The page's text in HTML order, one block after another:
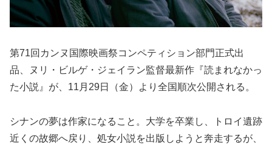
第71回カンヌ国際映画祭コンペティション部門正式出
品、ヌリ・ビルゲ・ジェイラン監督最新作『読まれなかっ
た小説』が、11月29日（金）より全国順次公開される。
シナンの夢は作家になること。大学を卒業し、トロイ遺跡
近くの故郷へ戻り、処女小説を出版しようと奔走するが、